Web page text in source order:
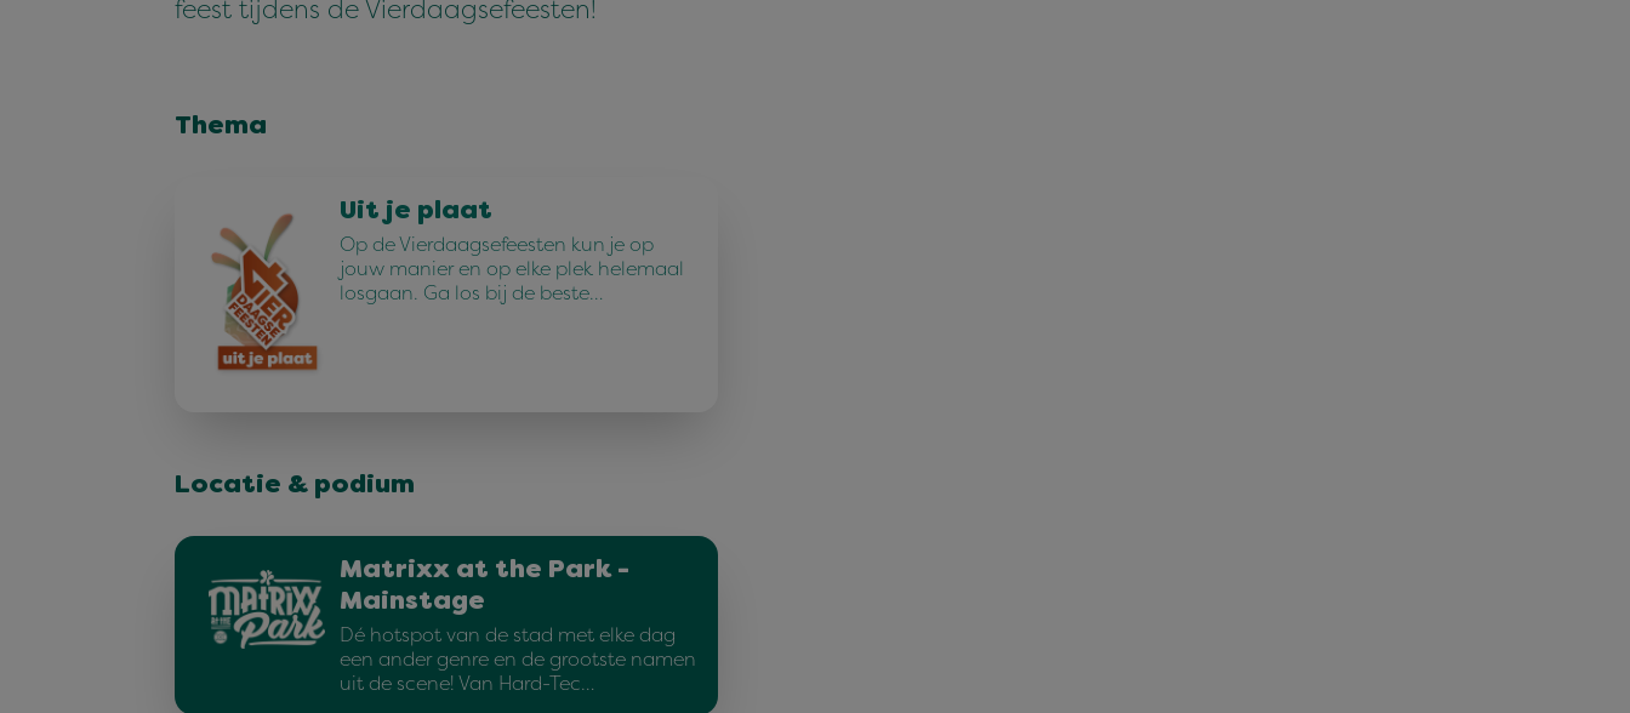
feest tijdens de Vierdaagsefeesten!
Thema
Uit je plaat
Op de Vierdaagsefeesten kun je op
jouw manier en op elke plek helemaal
losgaan. Ga los bij de beste…
Locatie & podium
Matrixx at the Park -
Mainstage
Dé hotspot van de stad met elke dag
een ander genre en de grootste namen
uit de scene! Van Hard-Tec…